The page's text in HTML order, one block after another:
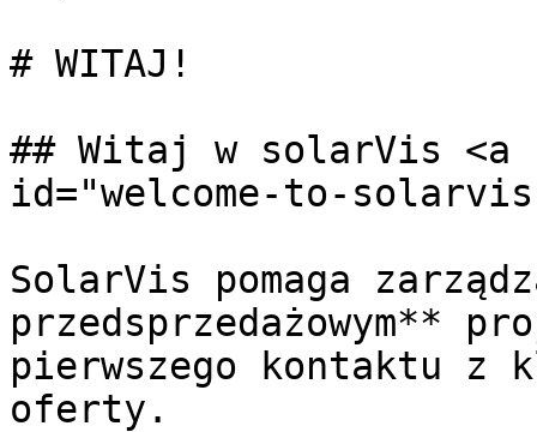
# WITAJ!
## Witaj w solarVis <a
id="welcome-to-
SolarVis pomaga
przedsprzedażowym**
pierwszego kontaktu z
oferty.